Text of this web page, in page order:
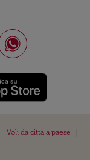
Voli da città a paese